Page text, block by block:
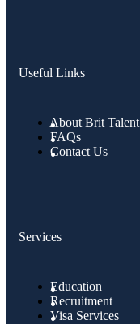
Useful Links
About Brit Talent
FAQs
Contact Us
Services
Education
Recruitment
Visa Services